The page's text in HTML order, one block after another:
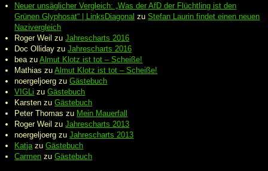
Neuer unsäglicher Vergleich: „Was der AfD der Flüchtling ist den
Grünen Glyphosat“ | LinksDiagonal zuStefan Laurin findet einen neuen
Nazivergleich
Roger Weil zuJahrescharts 2016
Doc Olliday zuJahrescharts 2016
bea zuAlmut Klotz ist tot – Scheiße!
Mathias zuAlmut Klotz ist tot – Scheiße!
noergeljoerg zuGästebuch
VIGLi zuGästebuch
Karsten zuGästebuch
Peter Thomas zu Mein Mauerfall
Roger Weil zuJahrescharts 2013
noergeljoerg zuJahrescharts 2013
Katja zuGästebuch
Carmen zuGästebuch